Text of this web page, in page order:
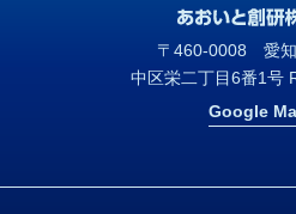
〒460-0008 愛
中区栄二丁目6番1号
Google